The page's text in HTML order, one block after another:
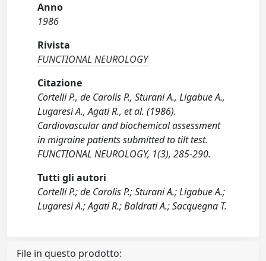
Anno
1986
Rivista
FUNCTIONAL NEUROLOGY
Citazione
Cortelli P., de Carolis P., Sturani A., Ligabue A.,
Lugaresi A., Agati R., et al. (1986).
Cardiovascular and biochemical assessment
in migraine patients submitted to tilt test.
FUNCTIONAL NEUROLOGY, 1(3), 285-290.
Tutti gli autori
Cortelli P.; de Carolis P.; Sturani A.; Ligabue A.;
Lugaresi A.; Agati R.; Baldrati A.; Sacquegna T.
File in questo prodotto: